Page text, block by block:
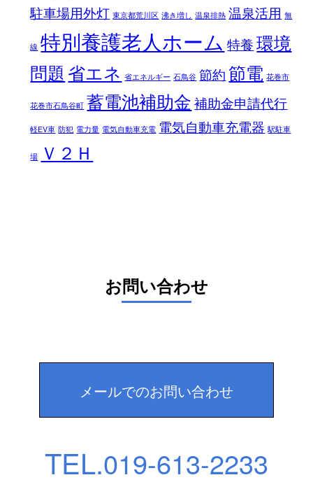
駐車場用外灯 東京都荒川区 沸き増し 温泉排熱 温泉活用 無
線 特別養護老人ホーム 特養 環境
問題 省エネ 省エネルギー 石鳥谷 節約 節電 花巻市
花巻市石鳥谷町 蓄電池補助金 補助金申請代行
軽EV車 防犯 電力量 電気自動車充電 電気自動車充電器 駅駐車
場 Ｖ２Ｈ
お問い合わせ
メールでのお問い合わせ
TEL.019-613-2233